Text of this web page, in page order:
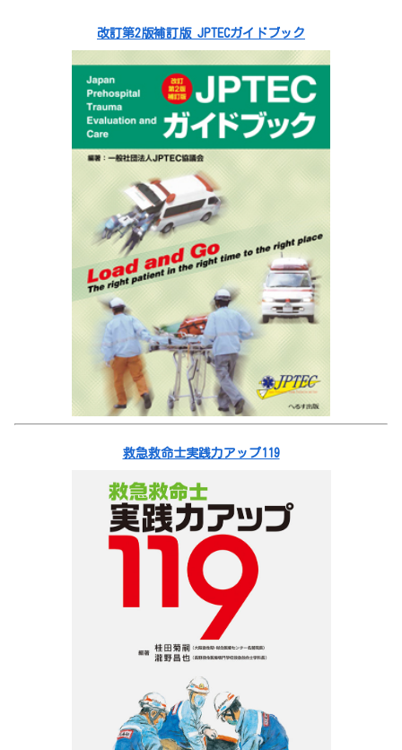
改訂第2版補訂版 JPTECガイドブック
救急救命士実践力アップ119